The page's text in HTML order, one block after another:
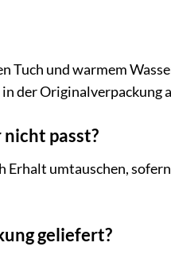
Tuch und warmem
der Originalverpackung
passt?
Erhalt umtauschen,
geliefert?